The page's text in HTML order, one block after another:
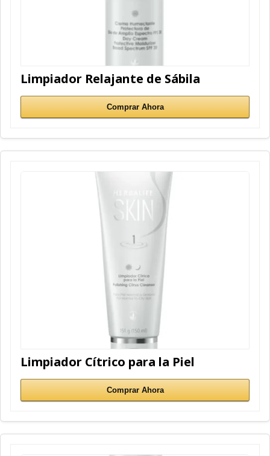
Limpiador Relajante de Sábila
Comprar Ahora
Limpiador Cítrico para la Piel
Comprar Ahora